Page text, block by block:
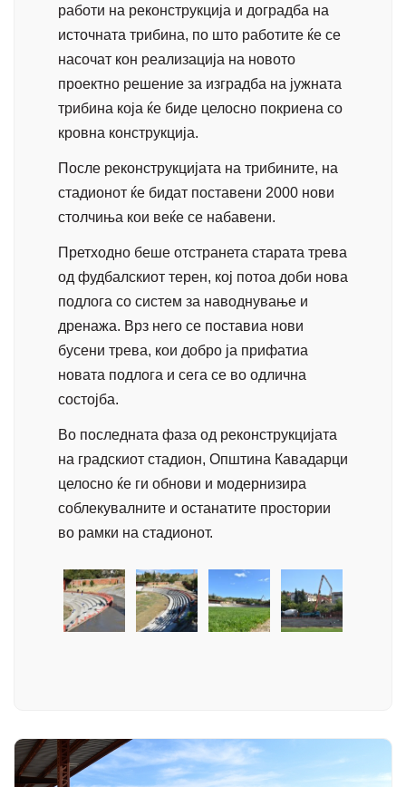
работи на реконструкција и доградба на
источната трибина, по што работите ќе се
насочат кон реализација на новото
проектно решение за изградба на јужната
трибина која ќе биде целосно покриена со
кровна конструкција.
После реконструкцијата на трибините, на
стадионот ќе бидат поставени 2000 нови
столчиња кои веќе се набавени.
Претходно беше отстранета старата трева
од фудбалскиот терен, кој потоа доби нова
подлога со систем за наводнување и
дренажа. Врз него се поставиа нови
бусени трева, кои добро ја прифатиа
новата подлога и сега се во одлична
состојба.
Во последната фаза од реконструкцијата
на градскиот стадион, Општина Кавадарци
целосно ќе ги обнови и модернизира
соблекувалните и останатите простории
во рамки на стадионот.